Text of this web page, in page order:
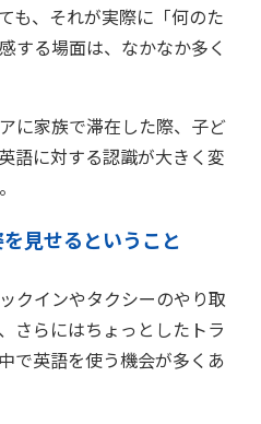
も、それが実際に「何のた
する場面は、なかなか多く
に家族で滞在した際、子ど
語に対する認識が大きく変
見せるということ
クインやタクシーのやり取
さらにはちょっとしたトラ
で英語を使う機会が多くあ